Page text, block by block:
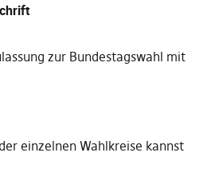
zur Bundestagswahl mit
einzelnen Wahlkreise kannst